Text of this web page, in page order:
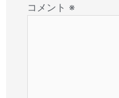
コメント ※